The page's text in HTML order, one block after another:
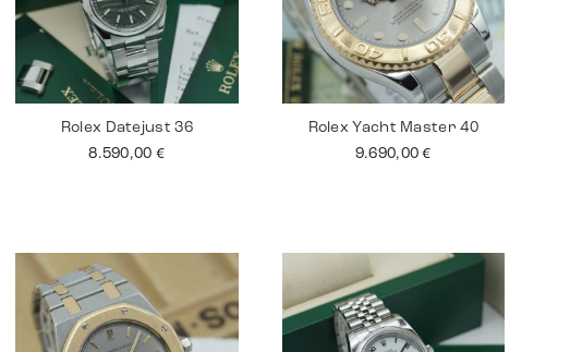
Rolex Datejust 36
8.590,00 €
Rolex Yacht Master 40
9.690,00€